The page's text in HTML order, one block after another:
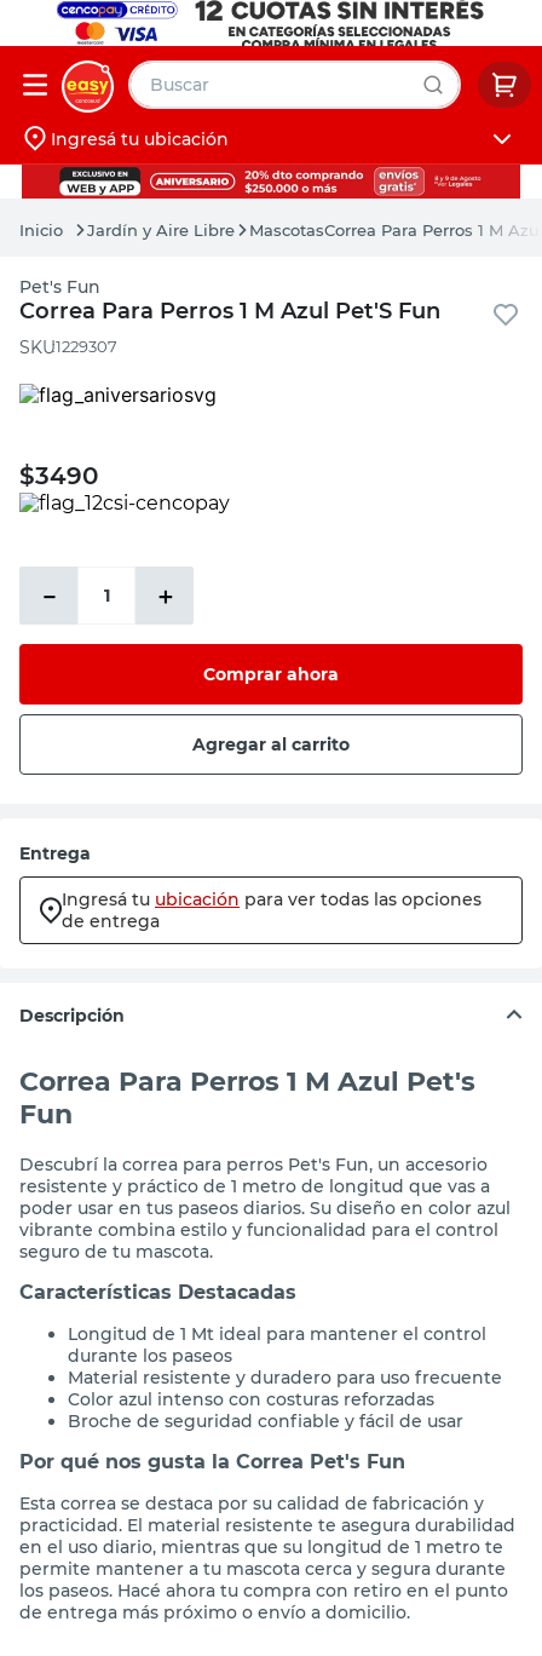
Buscar
Iniciá sesión
Ingresá tu ubicación
Jardín y Aire Libre MascotasCorrea Para Perros 1 M
Pet's Fun
Correa Para Perros 1 M Azul Pet'S Fun
:1229307
$3490
＋
－
Comprar ahora
Agregar al carrito
Entrega
Ingresá tu ubicación para ver todas las opciones
de entrega
Descripción
Correa Para Perros 1 M Azul Pet's
Fun
Descubrí la correa para perros Pet's Fun, un accesorio
resistente y práctico de 1 metro de longitud que vas a
poder usar en tus paseos diarios. Su diseño en color azul
vibrante combina estilo y funcionalidad para el control
seguro de tu mascota.
Características Destacadas
Longitud de 1 Mt ideal para mantener el control
durante los paseos
Material resistente y duradero para uso frecuente
Color azul intenso con costuras reforzadas
Broche de seguridad confiable y fácil de usar
Por qué nos gusta la Correa Pet's Fun
Esta correa se destaca por su calidad de fabricación y
practicidad. El material resistente te asegura durabilidad
en el uso diario, mientras que su longitud de 1 metro te
permite mantener a tu mascota cerca y segura durante
los paseos. Hacé ahora tu compra con retiro en el punto
de entrega más próximo o envío a domicilio.
muebles
pintura
escritorio
puertas